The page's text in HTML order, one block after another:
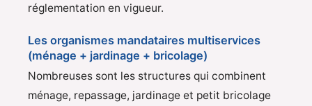
réglementation en vigueur.
Les organismes mandataires multiservices
(ménage + jardinage + bricolage)
Nombreuses sont les structures qui combinent
ménage, repassage, jardinage et petit bricolage